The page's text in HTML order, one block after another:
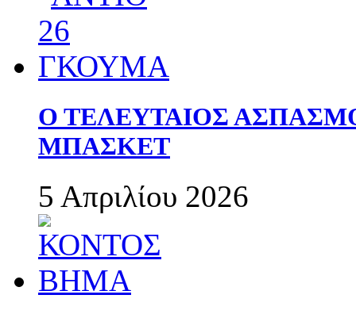
Ο ΤΕΛΕΥΤΑΙΟΣ
ΜΠΑΣΚΕΤ
5 Απριλίου 2026